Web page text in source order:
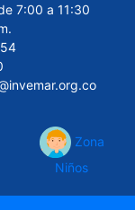
7:00 a 11:30
Zona
Niños